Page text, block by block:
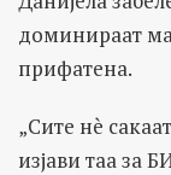
доминираат
прифатена.
„Сите нè
изјави таа за